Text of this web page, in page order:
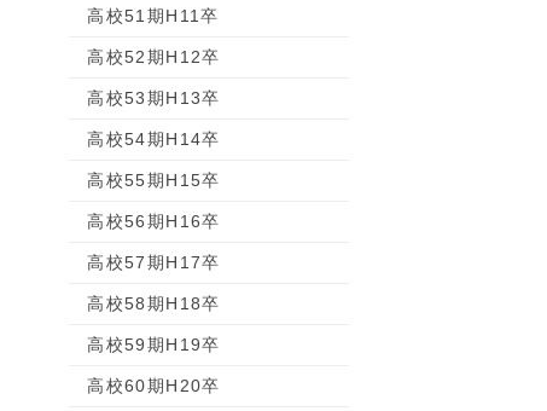
高校51期H11卒
高校52期H12卒
高校53期H13卒
高校54期H14卒
高校55期H15卒
高校56期H16卒
高校57期H17卒
高校58期H18卒
高校59期H19卒
高校60期H20卒